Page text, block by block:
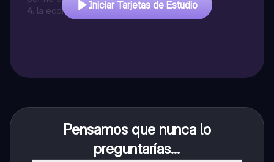
referimos al concepto de
4. la economía positiva se divide en:
Iniciar Tarjetas de Estudio
Pensamos que nunca lo
preguntarías...